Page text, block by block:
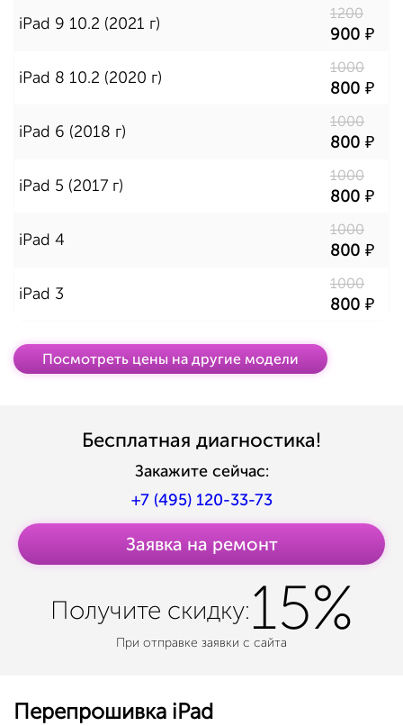
iPad 9 10.2 (2021 г)
1200
900
iPad 8 10.2 (2020 г)
1000
800
iPad 6 (2018 г)
1000
800
iPad 5 (2017 г)
1000
800
iPad 4
1000
800
iPad 3
1000
800
Посмотреть цены на другие модели
Бесплатная диагностика!
Закажите сейчас:
+7 (495) 120-33-73
Заявка на ремонт
Получите скидку:15%
При отправке заявки с сайта
Перепрошивка iPad